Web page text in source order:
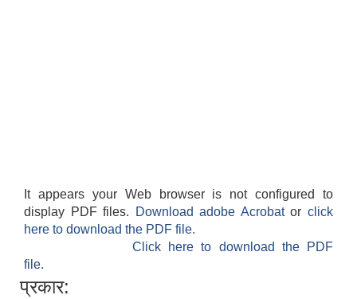
It appears your Web browser is not configured to
display PDF files.
Download adobe Acrobatorclick
here to download the PDF file.
Click here to download the PDF
file.
प्रकार: